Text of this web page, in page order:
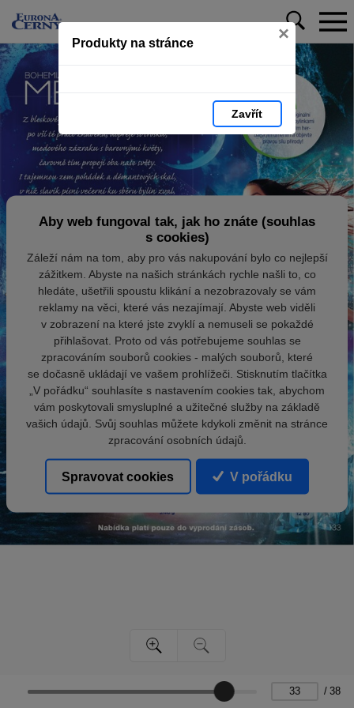
Produkty na stránce ×
Zavřít
/ 38
Aby web fungoval tak, jak ho znáte (souhlas
s cookies)
Záleží nám na tom, aby pro vás nakupování bylo co nejlepší
zážitkem. Abyste na našich stránkách rychle našli to, co
hledáte, ušetřili spoustu klikání a nezobrazovaly se vám
reklamy na věci, které vás nezajímají. Abyste web viděli
v zobrazení na které jste zvyklí a nemuseli se pokaždé
přihlašovat. Proto od vás potřebujeme souhlas se
zpracováním souborů cookies - malých souborů, které
se dočasně ukládají ve vašem prohlížeči. Stisknutím tlačítka
„V pořádku“ souhlasíte s nastavením cookies tak, abychom
vám poskytovali smysluplné a užitečné služby na základě
vašich údajů. Svůj souhlas můžete kdykoli změnit na stránce
zpracování osobních údajů.
Spravovat cookies V pořádku